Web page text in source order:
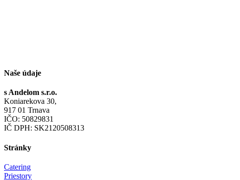
Naše údaje
s Andelom s.r.o.
Koniarekova 30,
917 01 Trnava
IČO: 50829831
IČ DPH: SK2120508313
Stránky
Catering
Priestory